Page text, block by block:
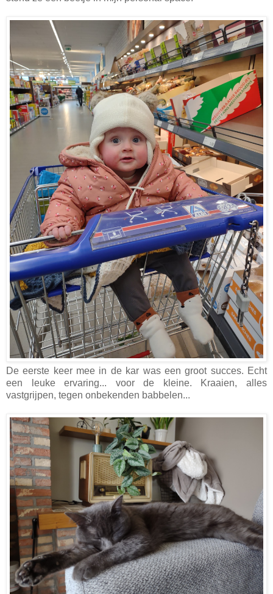
De eerste keer mee in de kar was een groot succes. Echt
een leuke ervaring... voor de kleine. Kraaien, alles
vastgrijpen, tegen onbekenden babbelen...